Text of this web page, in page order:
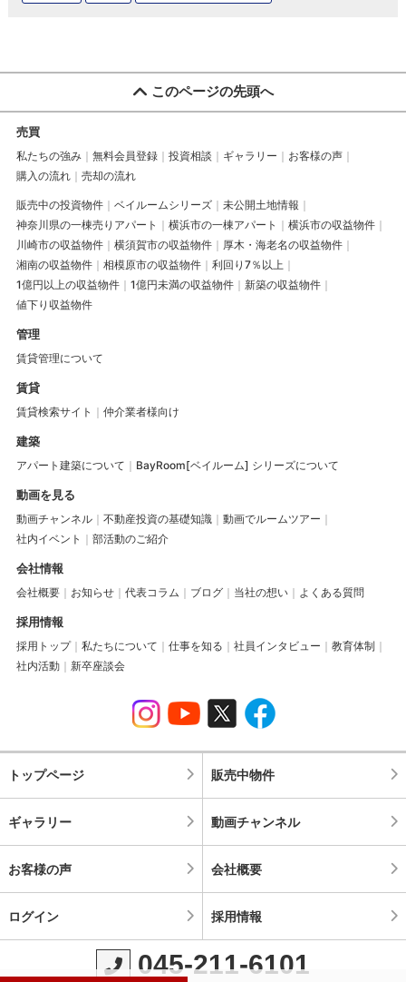
このページの先頭へ
売買
私たちの強み 無料会員登録 投資相談 ギャラリー
お客様の声
購入の流れ
売却の流れ
販売中の投資物件 ベイルームシリーズ
未公開土地情報
神奈川県の一棟売りアパート
横浜市の一棟アパート
横浜市の収益物件
川崎市の収益物件
横須賀市の収益物件
厚木・海老名の収益物件
湘南の収益物件
相模原市の収益物件
利回り7％以上
1億円以上の収益物件
1億円未満の収益物件
新築の収益物件
値下り収益物件
管理
賃貸管理について
賃貸
賃貸検索サイト 仲介業者様向け
建築
アパート建築について BayRoom[ベイルーム] シリーズについて
動画を見る
動画チャンネル 不動産投資の基礎知識
動画でルームツアー
社内イベント
部活動のご紹介
会社情報
会社概要 お知らせ 代表コラム ブログ 当社の想い よくある質問
採用情報
採用トップ 私たちについて 仕事を知る 社員インタビュー
教育体制
社内活動
新卒座談会
トップページ 販売中物件
ギャラリー 動画チャンネル
お客様の声 会社概要
ログイン 採用情報
045-211-6101